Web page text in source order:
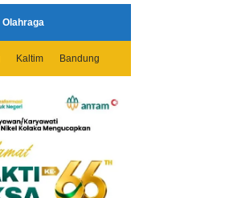
Olahraga
Kaltim Bandung